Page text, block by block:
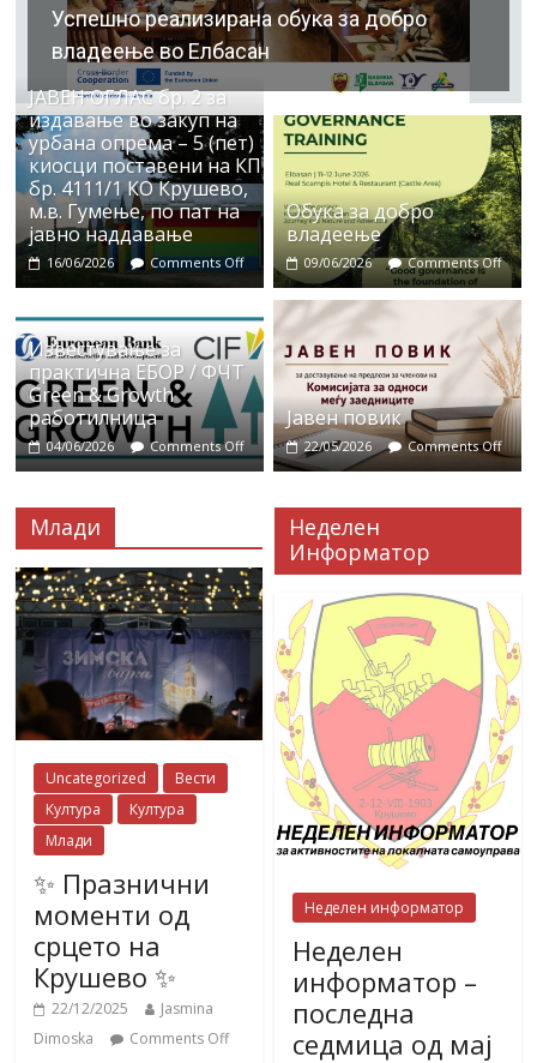
Успешно реализирана обука за добро
владеење во Елбасан
ЈАВЕН ОГЛАС бр. 2 за
издавање во закуп на
урбана опрема – 5 (пет)
киосци поставени на КП
бр. 4111/1 КО Крушево,
м.в. Гумење, по пат на
јавно наддавање
16/06/2026 Comments Off
Обука за добро
владеење
09/06/2026 Comments Off
Известување за
практична ЕБОР / ФЧТ
Green & Growth
работилница
04/06/2026 Comments Off
Јавен повик
22/05/2026 Comments Off
Млади
Uncategorized
Вести
Култура
Култура
Млади
✨ Празнични
моменти од
срцето на
Крушево ✨
22/12/2025
Jasmina
Dimoska
Comments Off
Неделен
Информатор
Неделен информатор
Неделен
информатор –
последна
седмица од мај